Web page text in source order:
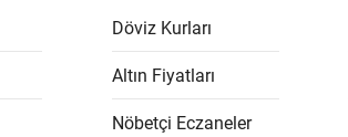
Döviz Kurları
Altın Fiyatları
Nöbetçi Eczaneler